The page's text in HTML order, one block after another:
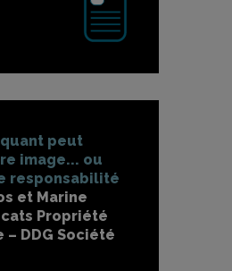
peut
image... ou
responsabilité
et Marine
Propriété
DDG Société